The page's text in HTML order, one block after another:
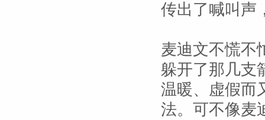
传出了喊叫声
麦迪文不慌不
躲开了那几支
温暖、虚假而
法。可不像麦